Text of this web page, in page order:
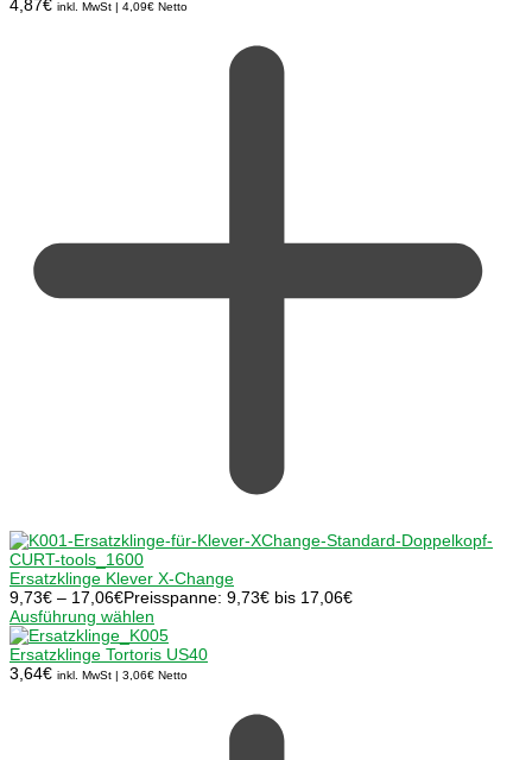
4,87€ inkl. MwSt | 4,09€ Netto
Ersatzklinge Klever X-Change
9,73€ – 17,06€Preisspanne: 9,73€ bis 17,06€
Ausführung wählen
Ersatzklinge Tortoris US40
3,64€ inkl. MwSt | 3,06€ Netto